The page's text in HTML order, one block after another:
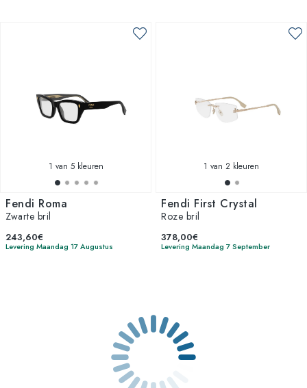
1 van 5 kleuren
Fendi Roma
Zwarte bril
243,60€
Levering Maandag 17 Augustus
1 van 2 kleuren
Fendi First Crystal
Roze bril
378,00€
Levering Maandag 7 September